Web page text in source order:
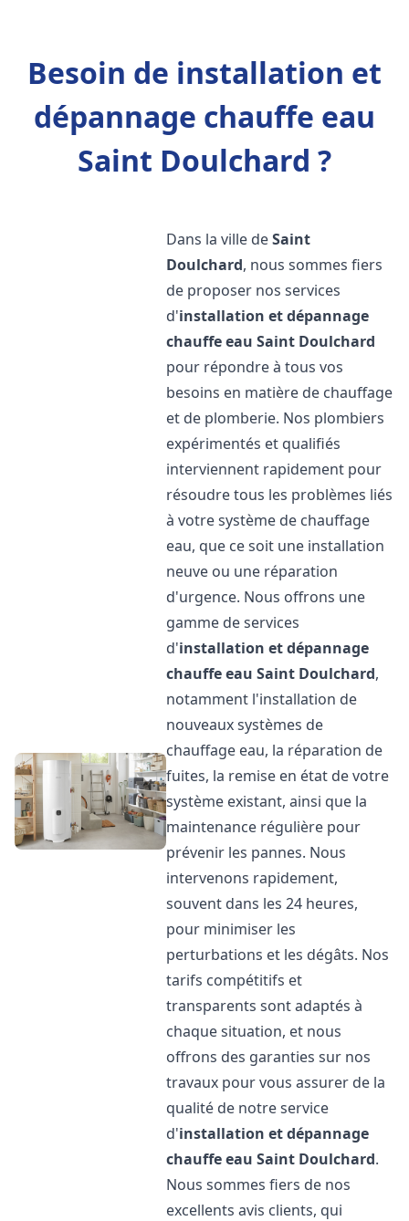
Besoin de installation et
dépannage chauffe eau
Saint Doulchard ?
Dans la ville deSaint
Doulchard, nous sommes fiers
de proposer nos services
d'installation et dépannage
chauffe eau Saint Doulchard
pour répondre à tous vos
besoins en matière de chauffage
et de plomberie. Nos plombiers
expérimentés et qualifiés
interviennent rapidement pour
résoudre tous les problèmes liés
à votre système de chauffage
eau, que ce soit une installation
neuve ou une réparation
d'urgence. Nous offrons une
gamme de services
d'installation et dépannage
chauffe eau Saint Doulchard,
notamment l'installation de
nouveaux systèmes de
chauffage eau, la réparation de
fuites, la remise en état de votre
système existant, ainsi que la
maintenance régulière pour
prévenir les pannes. Nous
intervenons rapidement,
souvent dans les 24 heures,
pour minimiser les
perturbations et les dégâts. Nos
tarifs compétitifs et
transparents sont adaptés à
chaque situation, et nous
offrons des garanties sur nos
travaux pour vous assurer de la
qualité de notre service
d'installation et dépannage
chauffe eau Saint Doulchard.
Nous sommes fiers de nos
excellents avis clients, qui